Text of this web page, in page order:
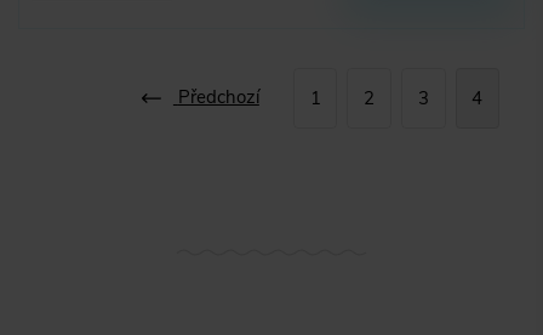
Předchozí 1 2 3 4